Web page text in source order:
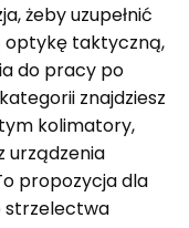
żeby uzupełnić
optykę taktyczną,
do pracy po
znajdziesz
kolimatory,
urządzenia
propozycja dla
strzelectwa